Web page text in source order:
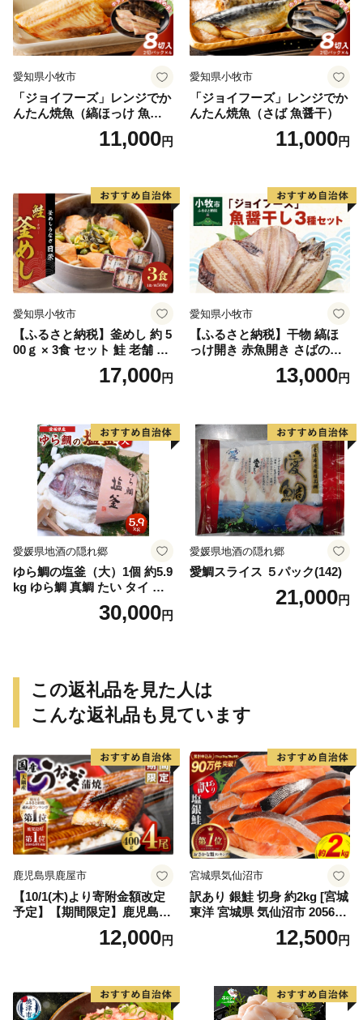
※町内⇔河和駅は海っ子バス（コミュニティバス）「南
知多・美浜環状線」が運行
・離島（日間賀島・篠島）へのアクセス
「河和港」と「師崎港」より定期船が運行（名鉄海上
観光船）
愛知県小牧市
「ジョイフーズ」レンジでか
んたん焼魚（縞ほっけ 魚醤
11,000円
愛知県小牧市
「ジョイフーズ」レンジでか
んたん焼魚（さば 魚醤干）
11,000円
愛知県小牧市
【ふるさと納税】釜めし 約 5
00ｇ × 3食 セット 鮭 老舗 急
速冷凍 レンチン 時短 簡単調
理 食品 加工品 海鮮 手作り
り寄せグルメ 愛知県 小牧市
送料無料
17,000円
愛知県小牧市
【ふるさと納税】干物 縞ほ
っけ開き 赤魚開き さばの開
き 魚醤干し 3種 セット 詰め
合わせ 魚 おかず 肉厚 おいし
取り寄せグルメ 魚醤 ナンプ
ラー 愛知県 小牧市 冷凍 送料
無料
13,000円
愛媛県地酒の隠れ郷
ゆら鯛の塩釜（大）1個 約5.9
kg ゆら鯛 真鯛 たい タイ 鯛
塩釜焼き 塩釜 魚 魚介類 海鮮
祝い事 お祝い ハレの日 食品
30,000円
愛媛県地酒の隠れ郷
愛鯛スライス ５パック(142)
21,000円
この返礼品を見た人は
こんな返礼品も見ています
鹿児島県鹿屋市
【10/1(木)より寄附金額改定
予定】【期間限定】鹿児島県
大隅産うなぎ蒲焼4尾（400
g） KN007-02312,000円
宮城県気仙沼市
訳あり 銀鮭 切身 約2kg [宮城
東洋 宮城県 気仙沼市 205649
91] 鮭 魚介類 海鮮 訳アリ 規
格外 不揃い さけ サケ 鮭切身
切り身 魚 わけあり
12,500円